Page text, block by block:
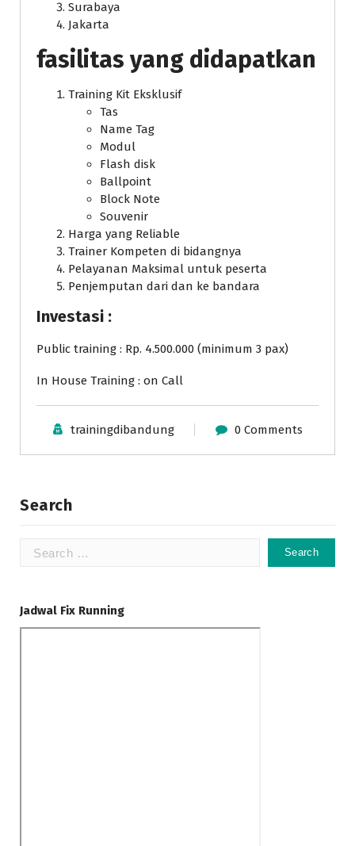
Surabaya
Jakarta
fasilitas yang didapatkan
Training Kit Eksklusif
Tas
Name Tag
Modul
Flash disk
Ballpoint
Block Note
Souvenir
Harga yang Reliable
Trainer Kompeten di bidangnya
Pelayanan Maksimal untuk peserta
Penjemputan dari dan ke bandara
Investasi :
Public training : Rp. 4.500.000 (minimum 3 pax)
In House Training : on Call
trainingdibandung 0 Comments
Search
Search
Jadwal Fix Running